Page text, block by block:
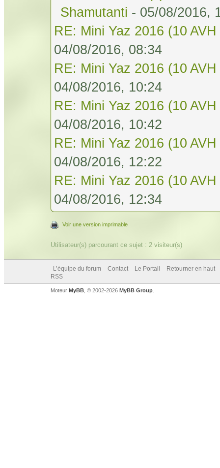
Shamutanti - 05/08/2016,
RE: Mini Yaz 2016 (10
04/08/2016, 08:34
RE: Mini Yaz 2016 (10
04/08/2016, 10:24
RE: Mini Yaz 2016 (10
04/08/2016, 10:42
RE: Mini Yaz 2016 (10
04/08/2016, 12:22
RE: Mini Yaz 2016 (10
04/08/2016, 12:34
Voir une version imprimable
Utilisateur(s) parcourant ce sujet : 2 visiteur(s)
L’équipe du forum Contact Le Portail
Retourner en haut
RSS
Moteur MyBB , © 2002-2026 MyBB Group